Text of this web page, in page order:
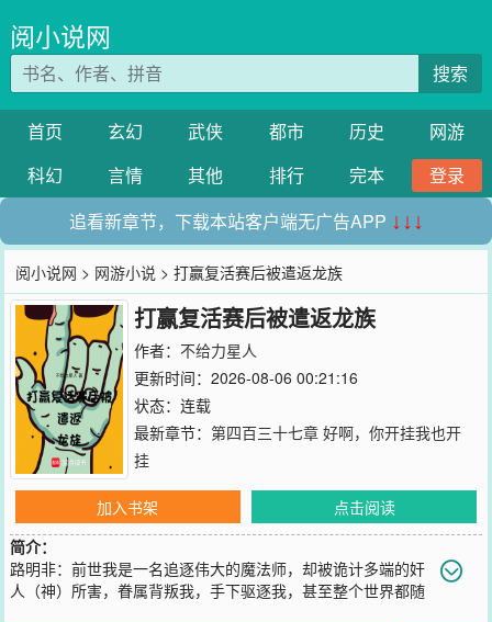
阅小说网
搜索
首页 玄幻 武侠 都市 历史
网游
科幻
言情 其他 排行 完本
登录
追看新章节，下载本站客户端无广告APP ↓↓↓
阅小说网 > 网游小说 > 打赢复活赛后被遣返龙族
打赢复活赛后被遣返龙族
作者： 不给力星人
更新时间：2026-08-06 00:21:16
状态：连载
最新章节： 第四百三十七章 好啊，你开挂我也开
挂
加入书架
点击阅读
简介：
路明非：前世我是一名追逐伟大的魔法师，却被诡计多端的奸
人（神）所害，眷属背叛我，手下驱逐我，甚至整个世界都随